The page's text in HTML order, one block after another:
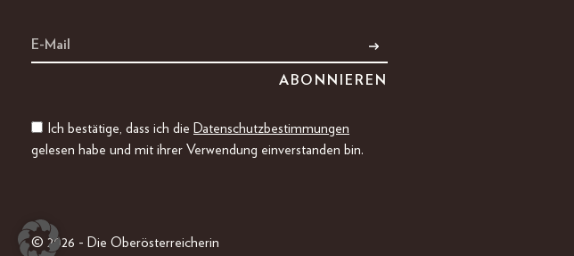
Ich bestätige, dass ich die Datenschutzbestimmungen
gelesen habe und mit ihrer Verwendung einverstanden bin.
© 2026 - Die Oberösterreicherin